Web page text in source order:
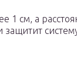
1 см, а